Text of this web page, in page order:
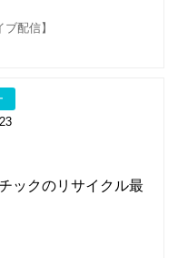
配信】
ックのリサイクル最